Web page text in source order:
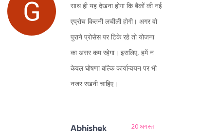
साथ ही यह देखना होगा कि बैंकों की नई
एप्रोच कितनी लचीली होगी। अगर वो
पुराने प्रोसेस पर टिके रहे तो योजना
का असर कम रहेगा। इसलिए, हमें न
केवल घोषणा बल्कि कार्यान्वयन पर भी
नजर रखनी चाहिए।
Abhishek
20 अगस्त